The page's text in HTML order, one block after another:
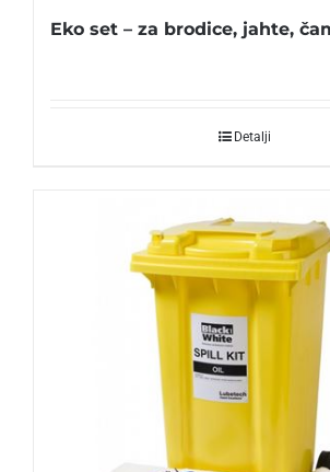
Eko set – za brodice, jahte,
Detalji